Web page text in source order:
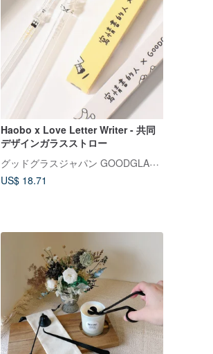
Haobo x Love Letter Writer - 共同
デザインガラスストロー
グッドグラスジャパン GOODGLAS【台湾公式ストア】
US$ 18.71